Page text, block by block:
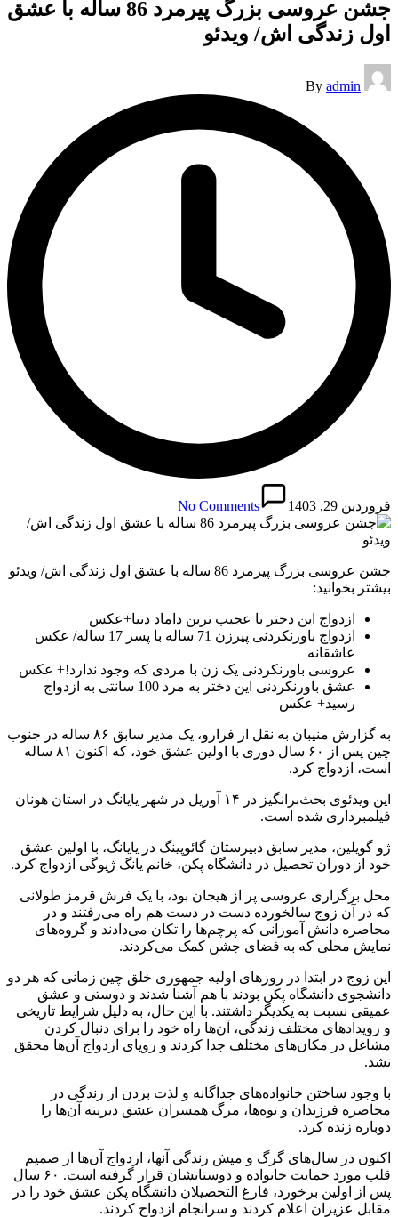
جشن عروسی بزرگ پیرمرد 86 ساله با عشق
اول زندگی اش/ ویدئو
Posted
by
By admin
فروردین 29, 1403 No Comments
جشن عروسی بزرگ پیرمرد 86 ساله با عشق اول زندگی اش/ ویدئو
بیشتر بخوانید:
ازدواج این دختر با عجیب ترین داماد دنیا+عکس
ازدواج باورنکردنی پیرزن 71 ساله با پسر 17 ساله/ عکس
عاشقانه
عروسی باورنکردنی یک زن با مردی که وجود ندارد!+ عکس
عشق باورنکردنی این دختر به مرد 100 سانتی به ازدواج
رسید+ عکس
به گزارش منیبان به نقل از فرارو، یک مدیر سابق ۸۶ ساله در جنوب
چین پس از ۶۰ سال دوری با اولین عشق خود، که اکنون ۸۱ ساله
است، ازدواج کرد.
این ویدئوی بحث‌برانگیز در ۱۴ آوریل در شهر یایانگ در استان هونان
فیلمبرداری شده است.
ژو گویلین، مدیر سابق دبیرستان گائوپینگ در یایانگ، با اولین عشق
خود از دوران تحصیل در دانشگاه پکن، خانم یانگ ژیوگی ازدواج کرد.
محل برگزاری عروسی پر از هیجان بود، با یک فرش قرمز طولانی
که در آن زوج سالخورده دست در دست هم راه می‌رفتند و در
محاصره دانش آموزانی که پرچم‌ها را تکان می‌دادند و گروه‌های
نمایش محلی که به فضای جشن کمک می‌کردند.
این زوج در ابتدا در روز‌های اولیه جمهوری خلق چین زمانی که هر دو
دانشجوی دانشگاه پکن بودند با هم آشنا شدند و دوستی و عشق
عمیقی نسبت به یکدیگر داشتند. با این حال، به دلیل شرایط تاریخی
و رویداد‌های مختلف زندگی، آن‌ها راه خود را برای دنبال کردن
مشاغل در مکان‌های مختلف جدا کردند و رویای ازدواج آن‌ها محقق
نشد.
با وجود ساختن خانواده‌های جداگانه و لذت بردن از زندگی در
محاصره فرزندان و نوه‌ها، مرگ همسران عشق دیرینه آن‌ها را
دوباره زنده کرد.
اکنون در سال‌های گرگ و میش زندگی آنها، ازدواج آن‌ها از صمیم
قلب مورد حمایت خانواده و دوستانشان قرار گرفته است. ۶۰ سال
پس از اولین برخورد، فارغ التحصیلان دانشگاه پکن عشق خود را در
مقابل عزیزان اعلام کردند و سرانجام ازدواج کردند.